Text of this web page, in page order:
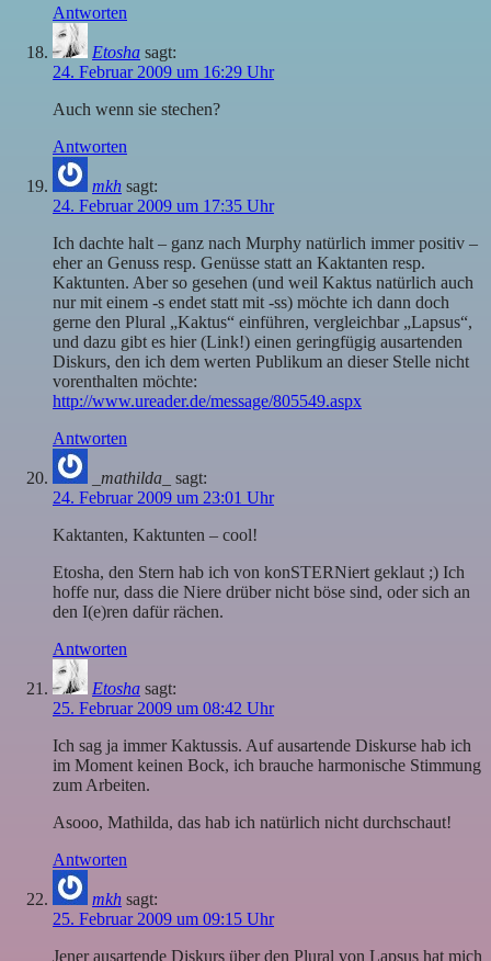
Antworten
Etosha sagt:
24. Februar 2009 um 16:29 Uhr
Auch wenn sie stechen?
Antworten
mkh sagt:
24. Februar 2009 um 17:35 Uhr
Ich dachte halt – ganz nach Murphy natürlich immer positiv –
eher an Genuss resp. Genüsse statt an Kaktanten resp.
Kaktunten. Aber so gesehen (und weil Kaktus natürlich auch
nur mit einem -s endet statt mit -ss) möchte ich dann doch
gerne den Plural „Kaktus“ einführen, vergleichbar „Lapsus“,
und dazu gibt es hier (Link!) einen geringfügig ausartenden
Diskurs, den ich dem werten Publikum an dieser Stelle nicht
vorenthalten möchte:
http://www.ureader.de/message/805549.aspx
Antworten
_mathilda_
sagt:
24. Februar 2009 um 23:01 Uhr
Kaktanten, Kaktunten – cool!
Etosha, den Stern hab ich von konSTERNiert geklaut ;) Ich
hoffe nur, dass die Niere drüber nicht böse sind, oder sich an
den I(e)ren dafür rächen.
Antworten
Etosha sagt:
25. Februar 2009 um 08:42 Uhr
Ich sag ja immer Kaktussis. Auf ausartende Diskurse hab ich
im Moment keinen Bock, ich brauche harmonische Stimmung
zum Arbeiten.
Asooo, Mathilda, das hab ich natürlich nicht durchschaut!
Antworten
mkh sagt:
25. Februar 2009 um 09:15 Uhr
Jener ausartende Diskurs über den Plural von Lapsus hat mich